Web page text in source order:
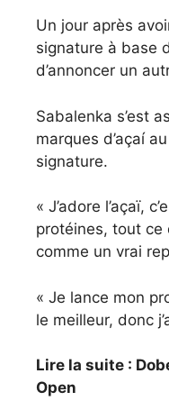
Un jour après
signature à base
d’annoncer un
Sabalenka s’est
marques d’açaí
signature.
« J’adore l’açaï,
protéines, tout ce
comme un vrai
« Je lance mon
le meilleur, donc
Lire la suite :
Open